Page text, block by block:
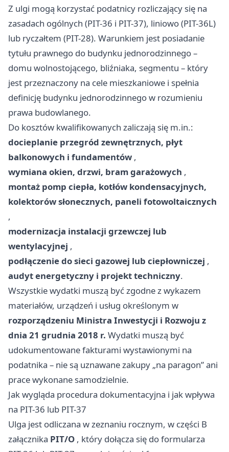
Z ulgi mogą korzystać podatnicy rozliczający się na
zasadach ogólnych (PIT-36 i PIT-37), liniowo (PIT-36L)
lub ryczałtem (PIT-28). Warunkiem jest posiadanie
tytułu prawnego do budynku jednorodzinnego –
domu wolnostojącego, bliźniaka, segmentu – który
jest przeznaczony na cele mieszkaniowe i spełnia
definicję budynku jednorodzinnego w rozumieniu
prawa budowlanego.
Do kosztów kwalifikowanych zaliczają się m.in.:
docieplanie przegród zewnętrznych, płyt
balkonowych i fundamentów ,
wymiana okien, drzwi, bram garażowych ,
montaż pomp ciepła, kotłów kondensacyjnych,
kolektorów słonecznych, paneli fotowoltaicznych
,
modernizacja instalacji grzewczej lub
wentylacyjnej ,
podłączenie do sieci gazowej lub ciepłowniczej ,
audyt energetyczny i projekt techniczny.
Wszystkie wydatki muszą być zgodne z wykazem
materiałów, urządzeń i usług określonym w
rozporządzeniu Ministra Inwestycji i Rozwoju z
dnia 21 grudnia 2018 r. Wydatki muszą być
udokumentowane fakturami wystawionymi na
podatnika – nie są uznawane zakupy „na paragon” ani
prace wykonane samodzielnie.
Jak wygląda procedura dokumentacyjna i jak wpływa
na PIT-36 lub PIT-37
Ulga jest odliczana w zeznaniu rocznym, w części B
załącznika PIT/O , który dołącza się do formularza